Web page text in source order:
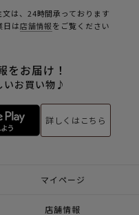
は、24時間承っております
日は店舗情報をご覧ください
をお届け！
いお買い物♪
詳しくはこちら
マイページ
店舗情報